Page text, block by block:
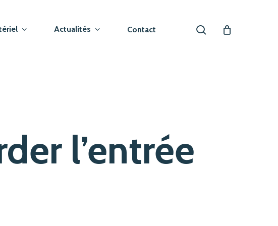
Actualités Contact search
l’entrée